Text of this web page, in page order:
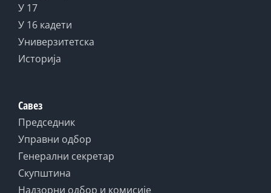
У 17
У 16 кадети
Универзитетска
Историја
Савез
Председник
Управни одбор
Генерални секретар
Скупштина
Надзорни одбор и комисије